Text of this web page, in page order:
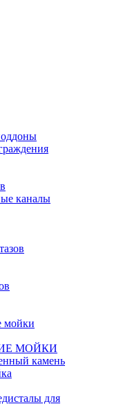
каналы
мойки
МОЙКИ
камень
для